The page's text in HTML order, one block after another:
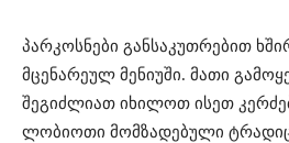
პარკოსნები განსაკუთრებით
მცენარეულ მენიუში. მათი
შეგიძლიათ იხილოთ ისეთ
ლობიოთი მომზადებული